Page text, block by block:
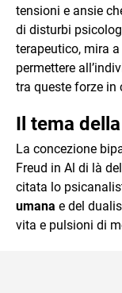
tensioni e ansie
di disturbi
terapeutico, mira
permettere
tra queste forze in
Il tema
La concezione
Freud in Al di là
citata lo
umana e del
vita e pulsioni di